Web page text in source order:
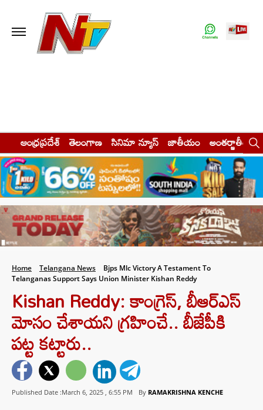
ఆంధ్రప్రదేశ్ తెలంగాణ సినిమా న్యూస్ జాతీయం అంతర్జాతీయం
Home Telangana News
Bjps Mlc Victory A Testament To
Telanganas Support Says Union Minister Kishan Reddy
Kishan Reddy: కాంగ్రెస్, బీఆర్ఎస్
మోసం చేశాయని గ్రహించే.. బీజేపీకి
పట్ట కట్టారు..
Published Date :March 6, 2025 , 6:55 PM By RAMAKRISHNA KENCHE